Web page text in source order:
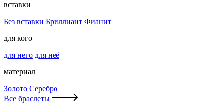
вставки
Без вставки Бриллиант Фианит
для кого
для него для неё
материал
Золото Серебро
Все браслеты